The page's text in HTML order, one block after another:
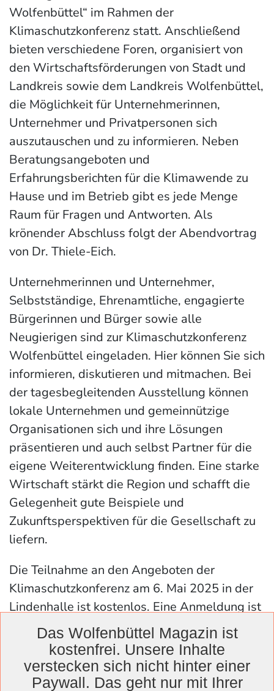
Wolfenbüttel“ im Rahmen der
Klimaschutzkonferenz statt. Anschließend
bieten verschiedene Foren, organisiert von
den Wirtschaftsförderungen von Stadt und
Landkreis sowie dem Landkreis Wolfenbüttel,
die Möglichkeit für Unternehmerinnen,
Unternehmer und Privatpersonen sich
auszutauschen und zu informieren. Neben
Beratungsangeboten und
Erfahrungsberichten für die Klimawende zu
Hause und im Betrieb gibt es jede Menge
Raum für Fragen und Antworten. Als
krönender Abschluss folgt der Abendvortrag
von Dr. Thiele-Eich.
Unternehmerinnen und Unternehmer,
Selbstständige, Ehrenamtliche, engagierte
Bürgerinnen und Bürger sowie alle
Neugierigen sind zur Klimaschutzkonferenz
Wolfenbüttel eingeladen. Hier können Sie sich
informieren, diskutieren und mitmachen. Bei
der tagesbegleitenden Ausstellung können
lokale Unternehmen und gemeinnützige
Organisationen sich und ihre Lösungen
präsentieren und auch selbst Partner für die
eigene Weiterentwicklung finden. Eine starke
Wirtschaft stärkt die Region und schafft die
Gelegenheit gute Beispiele und
Zukunftsperspektiven für die Gesellschaft zu
liefern.
Die Teilnahme an den Angeboten der
Klimaschutzkonferenz am 6. Mai 2025 in der
Lindenhalle ist kostenlos. Eine Anmeldung ist
erwünscht. Die Anmeldung ist ab sofort
möglich unter
www.wolfenbuettel.de/klimaschutzkonferenz
oder telefonisch unter 05331 86-247. Für die
Das Wolfenbüttel Magazin ist
kostenfrei. Unsere Inhalte
verstecken sich nicht hinter einer
Paywall. Das geht nur mit Ihrer